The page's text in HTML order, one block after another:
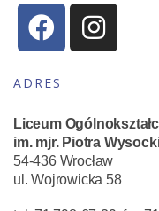
ADRES
Liceum
im. mjr. Piotra
54-436 Wrocław
ul. Wojrowicka 58